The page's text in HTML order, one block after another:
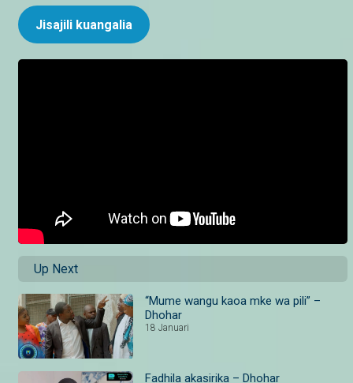
Jisajili kuangalia
Up Next
“Mume wangu kaoa mke wa pili” –
Dhohar
18 Januari
Fadhila akasirika – Dhohar